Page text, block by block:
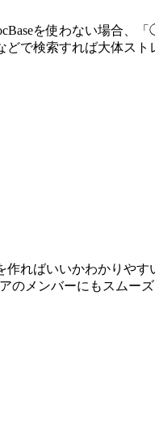
を使わない場合、
どで検索すれば大体ス
作ればいいかわかりや
のメンバーにもスムー